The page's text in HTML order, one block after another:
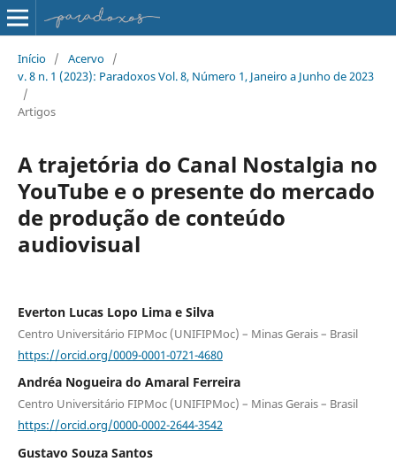
Início / Acervo /
v. 8 n. 1 (2023): Paradoxos Vol. 8, Número 1, Janeiro a Junho de 2023
/
Artigos
A trajetória do Canal Nostalgia no
YouTube e o presente do mercado
de produção de conteúdo
audiovisual
Everton Lucas Lopo Lima e Silva
Centro Universitário FIPMoc (UNIFIPMoc) – Minas Gerais – Brasil
https://orcid.org/0009-0001-0721-4680
Andréa Nogueira do Amaral Ferreira
Centro Universitário FIPMoc (UNIFIPMoc) – Minas Gerais – Brasil
https://orcid.org/0000-0002-2644-3542
Gustavo Souza Santos